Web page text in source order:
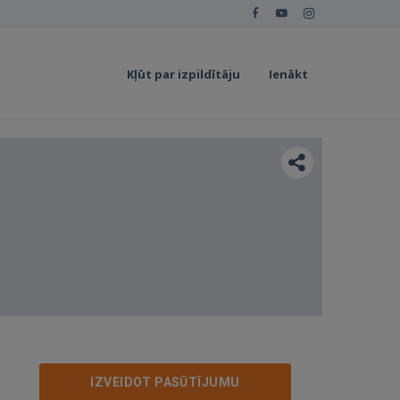
Kļūt par izpildītāju Ienākt
IZVEIDOT PASŪTĪJUMU